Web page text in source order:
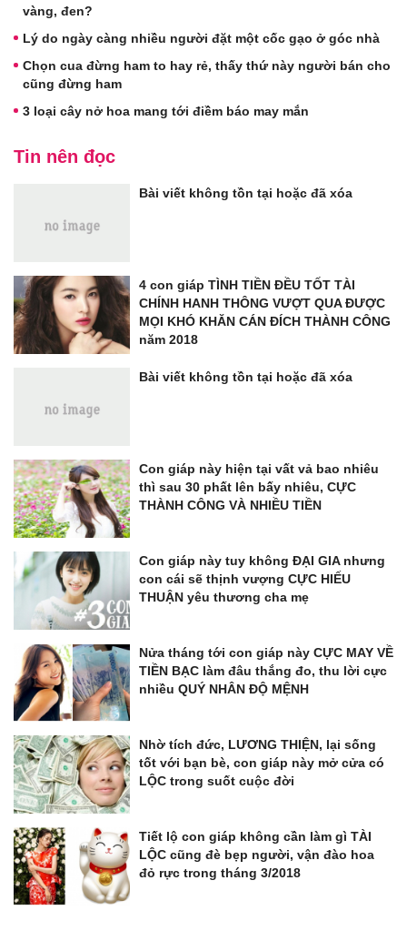
vàng, đen?
Lý do ngày càng nhiều người đặt một cốc gạo ở góc nhà
Chọn cua đừng ham to hay rẻ, thấy thứ này người bán cho
cũng đừng ham
3 loại cây nở hoa mang tới điềm báo may mắn
Tin nên đọc
Bài viết không tồn tại hoặc đã xóa
4 con giáp TÌNH TIỀN ĐỀU TỐT TÀI
CHÍNH HANH THÔNG VƯỢT QUA ĐƯỢC
MỌI KHÓ KHĂN CÁN ĐÍCH THÀNH CÔNG
năm 2018
Bài viết không tồn tại hoặc đã xóa
Con giáp này hiện tại vất vả bao nhiêu
thì sau 30 phất lên bấy nhiêu, CỰC
THÀNH CÔNG VÀ NHIỀU TIỀN
Con giáp này tuy không ĐẠI GIA nhưng
con cái sẽ thịnh vượng CỰC HIẾU
THUẬN yêu thương cha mẹ
Nửa tháng tới con giáp này CỰC MAY VỀ
TIỀN BẠC làm đâu thắng đo, thu lời cực
nhiều QUÝ NHÂN ĐỘ MỆNH
Nhờ tích đức, LƯƠNG THIỆN, lại sống
tốt với bạn bè, con giáp này mở cửa có
LỘC trong suốt cuộc đời
Tiết lộ con giáp không cần làm gì TÀI
LỘC cũng đè bẹp người, vận đào hoa
đỏ rực trong tháng 3/2018